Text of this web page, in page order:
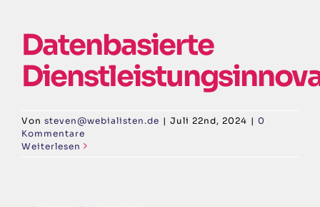
Datenbasierte
Von steven@webialisten.de | Juli 22nd, 2024 | 0
Kommentare
Weiterlesen